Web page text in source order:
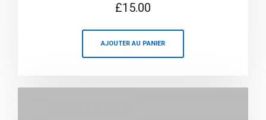
£15.00
AJOUTER AU PANIER